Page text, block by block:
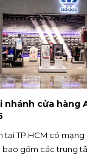
nhánh cửa hàng
tại TP.HCM có
bao gồm các trung